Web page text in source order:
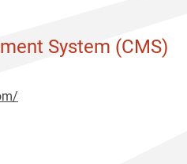
System (CMS)